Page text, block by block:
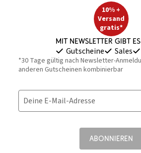
10% +
Versand
gratis*
Mit Newsletter gibt
Gutscheine Sales
*30 Tage gültig nach Newsletter-
anderen Gutscheinen kombinierbar
Deine E-Mail-Adresse
ABONNIEREN